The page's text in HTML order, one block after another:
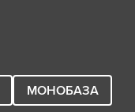
МОНОБАЗА